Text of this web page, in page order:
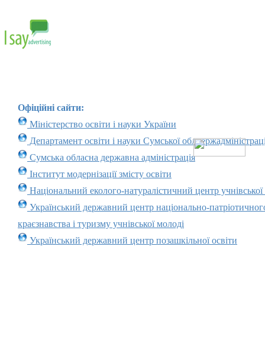
Офіційні сайти:
Міністерство освіти і науки України
Департамент освіти і науки Сумської
Сумська обласна державна адміністрація
Інститут модернізації змісту освіти
Національний еколого-натуралістичний центр учнівської
Український державний центр національно-
краєзнавства і туризму учнівської молоді
Український державний центр позашкільної освіти